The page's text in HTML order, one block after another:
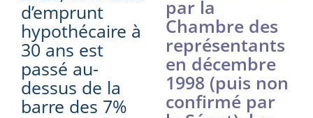
d’emprunt
hypothécaire à
30 ans est
passé au-
dessus de la
barre des 7%
par la
Chambre des
représentants
en décembre
1998 (puis non
confirmé par